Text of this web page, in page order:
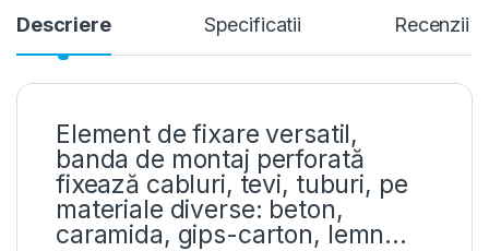
Descriere Specificatii Recenzii
Element de fixare versatil,
banda de montaj perforată
fixează cabluri, tevi, tuburi, pe
materiale diverse: beton,
caramida, gips-carton, lemn…